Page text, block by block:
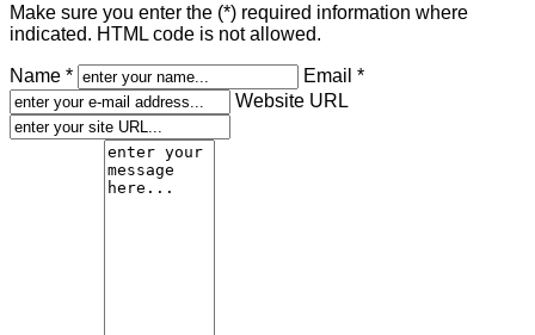
Make sure you enter the (*) required information where
indicated. HTML code is not allowed.
Name *
Email *
Website URL